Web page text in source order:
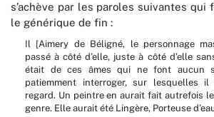
s’achève par les paroles suivantes qui
le générique de fin :
Il [Aimery de Béligné, le personnage
passé à côté d’elle, juste à côté d’elle
était de ces âmes qui ne font aucun
patiemment interroger, sur lesquelles
regard. Un peintre en aurait fait autrefois
genre. Elle aurait été Lingère, Porteuse